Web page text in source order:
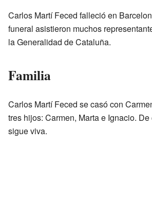
Carlos Martí Feced falleció en
funeral asistieron muchos
la Generalidad de Cataluña.
Familia
Carlos Martí Feced se casó con
tres hijos: Carmen, Marta e Ignacio.
sigue viva.